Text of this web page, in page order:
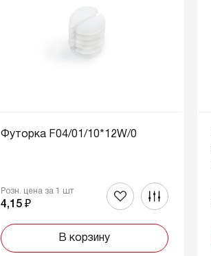
Футорка F04/01/10*12W/0
Розн. цена за 1 шт
4,15 ₽
В корзину